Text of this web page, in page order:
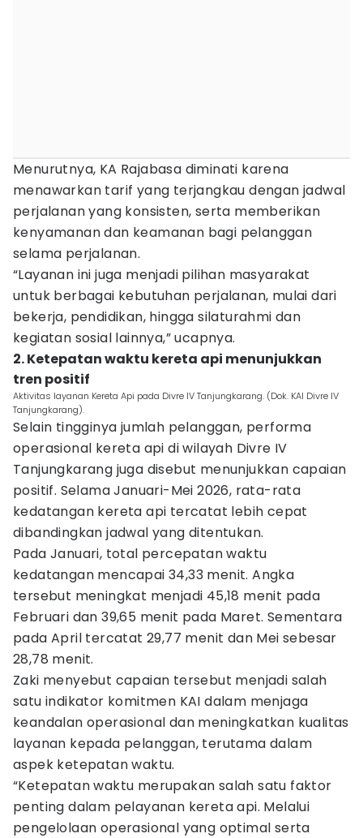
Menurutnya, KA Rajabasa diminati karena
menawarkan tarif yang terjangkau dengan jadwal
perjalanan yang konsisten, serta memberikan
kenyamanan dan keamanan bagi pelanggan
selama perjalanan.
“Layanan ini juga menjadi pilihan masyarakat
untuk berbagai kebutuhan perjalanan, mulai dari
bekerja, pendidikan, hingga silaturahmi dan
kegiatan sosial lainnya,” ucapnya.
2. Ketepatan waktu kereta api menunjukkan
tren positif
Aktivitas layanan Kereta Api pada Divre IV Tanjungkarang. (Dok. KAI Divre IV
Tanjungkarang).
Selain tingginya jumlah pelanggan, performa
operasional kereta api di wilayah Divre IV
Tanjungkarang juga disebut menunjukkan capaian
positif. Selama Januari-Mei 2026, rata-rata
kedatangan kereta api tercatat lebih cepat
dibandingkan jadwal yang ditentukan.
Pada Januari, total percepatan waktu
kedatangan mencapai 34,33 menit. Angka
tersebut meningkat menjadi 45,18 menit pada
Februari dan 39,65 menit pada Maret. Sementara
pada April tercatat 29,77 menit dan Mei sebesar
28,78 menit.
Zaki menyebut capaian tersebut menjadi salah
satu indikator komitmen KAI dalam menjaga
keandalan operasional dan meningkatkan kualitas
layanan kepada pelanggan, terutama dalam
aspek ketepatan waktu.
“Ketepatan waktu merupakan salah satu faktor
penting dalam pelayanan kereta api. Melalui
pengelolaan operasional yang optimal serta